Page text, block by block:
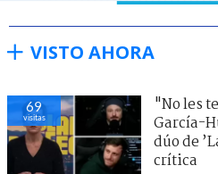
VISTO AHORA
69
visitas
"No les
García-
dúo de
crítica